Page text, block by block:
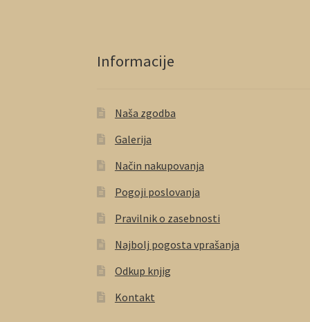
Informacije
Naša zgodba
Galerija
Način nakupovanja
Pogoji poslovanja
Pravilnik o zasebnosti
Najbolj pogosta vprašanja
Odkup knjig
Kontakt